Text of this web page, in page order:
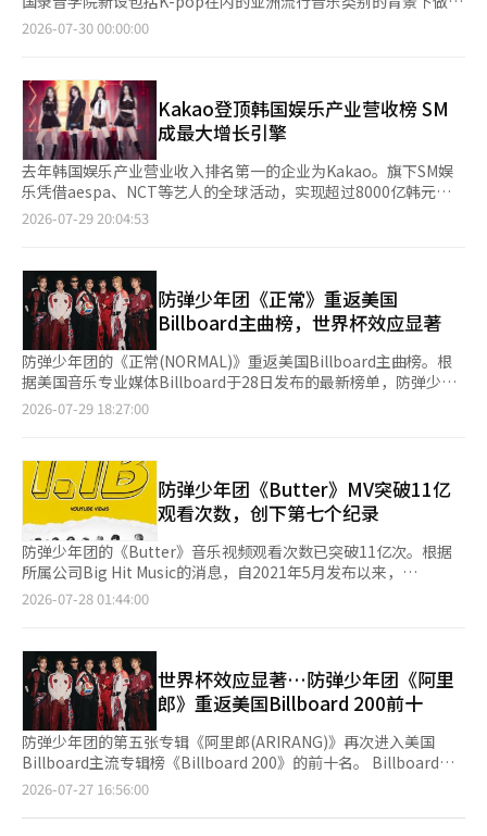
间。防弹少年团的这一举动是否会重新定义K-pop与全球颁奖典礼
的关系，行业内的关注正在不断增加。※ 本报道经人工智能（AI）
终还是涉及到种族问题。” 此前，录音学院在2027年格莱美奖前
宣布了包括“最佳亚洲流行音乐表演”在内的新奖项设立。该奖项
pop等均可能被纳入其中。 BTS此前多次获得格莱美提名，但未能
获奖。这次不参评的决定不仅仅是对颁奖典礼参与与否的选择，更
引发了关于全球音乐市场如何看待非英语艺术家的讨论。※ 本报
道经人工智能（AI）系统翻译与编辑。
进行中。然而，此次争议引发了对明星遭受单方面接触并最终导致
实际调查和刑事处罚的过去案例的关注。 演员蔡妍最近也公开诉
到一名人士的信件，内容称如果她不明确拒绝，将被视为同意，并
会跟随她的车辆。该信件的发送者几天前曾与她交谈过。 蔡妍表
示：“无回应也是拒绝”，并公开要求停止未经同意的对话尝试或
跟随行为。她强调，即使没有恶意，也可能给对方带来恐惧感。
防弹少年团的V也因一名女性跟踪到其住所而遭遇警方调查。 2023
年10月，首尔江南警察局以涉嫌违反跟踪处罚法对一名20多岁的
女性A立案，因其试图接近V位于首尔江南区的住所。调查显示，A
多次前往V的家。警方在接到保安的举报后，通过监控录像确定了
止通过电话或信息联系。警方还调查了此前向V递交结婚申请书的
女性与A是否为同一人。 爱豆郑恩地也遭遇了长期的跟踪骚扰。 一
名50多岁的女性赵某于2020年3月至2021年12月期间多次前往郑
恩地的住所，或通过社交媒体发送数百条信息，因而被起诉。调查
过程中还发现她曾骑摩托车跟随郑恩地的车辆。 在警方警告后，
她的行为仍然持续。赵某在承诺不再联系后，仍通过社交媒体直接
消息和付费沟通平台发送了544条信息。 首尔中央地方法院在
2024年9月的上诉审判中对赵某判处1年监禁，缓刑2年，并罚款10
困扰。 一名40多岁的女性A自2021年起多次前往Rain与金泰希的
住所，按响门铃等行为。尽管在2021年3月至10月期间因同样行为
三次受到轻罪通告，但她仍继续造访。 在跟踪处罚法实施后的
2022年2月，A再次前往住所按响门铃，随后被Rain报警后到场的
警方当场逮捕。 首尔西部地方法院在2024年1月对A判处6个月监
禁，并命令其参加40小时的跟踪治疗项目。法庭认为，尽管没有明
显的伤害意图，但其持续和反复的跟踪行为性质恶劣。 爱豆娜妍
尔江南警察局提起刑事控告，并向法院申请了禁止接触的临时措
施。 所属公司表示，警方在场时多次警告该男性不要接近娜妍，
但其行为仍在继续。随后，该男性在结束海外行程返回时，搭乘了
与娜妍同一航班，并试图接近她，机上也发生了骚乱。JYP随后向
警方请求保护娜妍的安全。 尽管这些案例的接触方式各不相同，
但它们有一个共同点：从在线消息或单方面联系开始，逐渐演变为
到住所拜访、跟踪和追踪行程等现实空间的接触。 尤其是明星的
沟通与不受欢迎的接触之间的界限也常常模糊。 2021年10月实施
的，外界普遍解读为对格莱美的抵制。 防弹少年团的成员RM、
表示：“希望音乐能够超越地域和语言的界限，被听到和喜
爱。”并感谢一直支持他们的ARMY和所有人。 这是防弹少年团首
次公开表态拒绝参加格莱美奖。特别是“希望音乐能够超越地域和
语言的界限”这一表述，正好与格莱美奖新设亚洲流行音乐类别的
情况相呼应，引发了更多关注。 格莱美奖是由美国录音学院主办
的音乐颁奖典礼，与公告音乐奖和美国音乐奖并列为美国主要的流
行音乐颁奖典礼。 此前，录音学院宣布将在2027年的颁奖典礼上
设立最佳亚洲流行音乐表演奖，该类别将包括K-pop、J-pop、C-
市场取得显著成就的K-pop单独设立类别，可能反而成为进入主要
类别的障碍。这种将音乐成就以语言和地域进行区分的方式，可能
导致非英语国家和亚裔艺术家被排除在主流颁奖类别之外。 防弹
少年团与格莱美奖的关系一直较为复杂。从2021年到2023年，他
们连续三年入围格莱美最终候选名单，挑战K-pop首次获奖，但最
终未能获奖。尽管在全球音乐榜单上取得了优异成绩，防弹少年团
仍未能跨越格莱美的获奖门槛，这引发了关于颁奖典礼保守评审结
构及对非英语艺术家的壁垒的争议。 防弹少年团今年拒绝参赛的
Billboard主流专辑榜《Billboard 200》的第一位。主打歌《游泳
（SWIM）》也进入了主流歌曲榜《Hot 100》的第一位，专辑中
的其他曲目也在榜单上有所表现。 此次拒绝参赛的决定与格莱美
新设类别的争议密切相关。防弹少年团表示：“希望音乐能够被听
到和喜爱”，这表明他们对将K-pop单独分类的方式的质疑。 防
弹少年团的这一决定是否会影响其他K-pop艺术家参赛的选择也备
受关注。在全球音乐市场中，K-pop的影响力日益增强，围绕格莱
美亚洲流行音乐类别的争论预计将持续一段时间。※ 本报道经人
2026-07-30 00:00:00
Kakao登顶韩国娱乐产业营收榜 SM
成最大增长引擎
去年韩国娱乐产业营业收入排名第一的企业为Kakao。旗下SM娱
乐凭借aespa、NCT等艺人的全球活动，实现超过8000亿韩元
（约合人民币37.2亿元）营收，成为拉动Kakao业绩增长的主要动
务报表统计，营业收入前30强企业中，Kakao以1.2564万亿韩元
（同比增长15.2%）位居榜首。 Kakao于2023年完成对SM娱乐经
营权收购，目前旗下拥有SM娱乐、STARSHIP Entertainment、
Antenna等多家经纪公司。其中，SM娱乐去年实现营业收入8125
亿韩元，同比增长22.6%。随着aespa、NCT全球巡演规模扩大，
演出收入及周边商品（MD）销售同步增长，带动整体业绩提升。
HYBE以1.0247万亿韩元（同比增长8.3%）营业收入位列第二。旗
下最大厂牌BigHit Music去年实现营业收入4375亿韩元，同比增
Together（TXT）等旗下艺人的持续活跃，为公司业绩增长提供
支撑。 JYP娱乐以6836亿韩元营业收入排名第三，同比增长
40%。业内认为，TWICE、Stray Kids世界巡演及官方MD商品销
售增长，是推动公司业绩提升的主要原因。 YG娱乐以3392亿韩元
（同比增长71.3%）位列第四。受BLACKPINK世界巡演及演唱会
收入增长，以及BABYMONSTER、TREASURE等艺人专辑发行和
演出活动增加带动，公司业绩实现大幅增长。 数据显示，
Kakao、HYBE、JYP、YG四大娱乐集团去年合计实现营业收入
进一步提高。 从增速来看，歌手G-Dragon（权志龙）所属公司
Galaxy Corporation表现最为突出。该公司去年实现营业收入
2491亿韩元，同比增长4615.1%。业内分析认为，这主要得益于
与G-Dragon签订专属合约后，以艺人为核心的广告及内容业务快
速扩张。
2026-07-29 20:04:53
防弹少年团《正常》重返美国
Billboard主曲榜，世界杯效应显著
防弹少年团的《正常(NORMAL)》重返美国Billboard主曲榜。根
据美国音乐专业媒体Billboard于28日发布的最新榜单，防弹少年
团的第五张专辑《阿里郎(ARIRANG)》中的歌曲《正常》在主曲
日音乐视频和韩语音源的发布，该曲再次上涨，并在此次榜单中重
返第33位。第五张专辑《阿里郎》在主专辑榜“Billboard
200”上也有所反弹，排名上升17位，达到第9位。这是本周榜单
中最大的升幅。《阿里郎》在“Billboard 200”前十名中累计停
留了13周，继续保持韩国歌手专辑中最长的前十名记录。
Billboard表示，《阿里郎》的销量较上周增长62%，约为4万单
位。Billboard分析指出，防弹少年团在19日的“2026年国际足联
北中美世界杯”决赛中表演《炸药(Dynamite)》的舞台也对专辑
绩，排名“全球200”第4位，创下个人最佳排名，而在“全球
（不包括美国）”中排名第2。主打歌《游泳(SWIM)》分别位列第
10和第5位。《游泳》和《正常》以及《身体对身体(Body to
Body)》、《2.0》、《流氓(Hooligan)》、《FYA》等《阿里郎》
中的6首曲目在“全球（不包括美国）”榜单上停留了18周。新歌
《过来(Come Over)》排名第133位，而《炸药》也重返第140
位。在细分榜单中，排名的上升尤为明显。《正常》在“数字歌曲
销售”榜单中位列第1位。《阿里郎》在“黑胶专辑”中排名上升
17位，达到第2位，而在“专辑销售”和“流媒体专辑”中分别位
2026-07-29 18:27:00
防弹少年团《Butter》MV突破11亿
观看次数，创下第七个纪录
防弹少年团的《Butter》音乐视频观看次数已突破11亿次。根据
所属公司Big Hit Music的消息，自2021年5月发布以来，
《Butter》音乐视频在27日凌晨2时左右达到了11亿的观看次数。
Remix)》、《FAKE LOVE》、《IDOL》等七部观看次数超过11亿
的音乐视频。《Butter》音乐视频以黑白与彩色、正装与运动服、
舞台与体育馆等对比演绎为特色。七位成员的柔韧而有力的舞蹈、
撩发动作、手吻表演以及轻快的步伐等都是其亮点。该音乐视频在
发布后仅13分钟便突破了1000万观看次数，并在21小时内达到了1
亿次，创下了K-pop历史上最快达到1亿观看次数的纪录。
《Butter》是一首极具感染力的舞曲流行音乐。其特点是从开头开
始的低音线和清新的合成器音效，是防弹少年团继2020年8月发布
的《Dynamite》后的第二首英文歌曲。《Butter》于2021年6月
2026-07-28 01:44:00
世界杯效应显著…防弹少年团《阿里
郎》重返美国Billboard 200前十
防弹少年团的第五张专辑《阿里郎(ARIRANG)》再次进入美国
Billboard主流专辑榜《Billboard 200》的前十名。 Billboard在
26日的当地时间发布的榜单预告中表示，防弹少年团的专辑《阿里
特别黑胶唱片的发行，新增了两首奖励曲目。根据Billboard的数
2026-07-27 16:56:00
页